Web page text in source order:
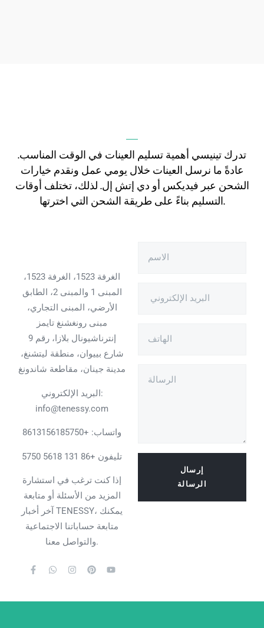
تدرك تينيسي أهمية تسليم العينات في الوقت المناسب.
عادةً ما نرسل العينات خلال يومي عمل ونقدم خيارات
الشحن عبر فيديكس أو دي إتش إل. لذلك، تختلف أوقات
التسليم بناءً على طريقة الشحن التي اخترتها.
الغرفة 1523، الغرفة 1523،
المبنى 1 والمبنى 2، الطابق
الأرضي، المبنى التجاري،
مبنى رونغشنغ تايمز
إنترناشيونال بلازا، رقم 9
شارع بييوان، منطقة ليتشنغ،
مدينة جينان، مقاطعة شاندونغ
البريد الإلكتروني:
info@tenessy.com
واتساب: +8613156185750
تليفون +86 131 5618 5750
إذا كنت ترغب في استشارة
المزيد من الأسئلة أو متابعة
آخر أخبار TENESSY، يمكنك
متابعة حساباتنا الاجتماعية
والتواصل معنا.
إرسال
الرسالة